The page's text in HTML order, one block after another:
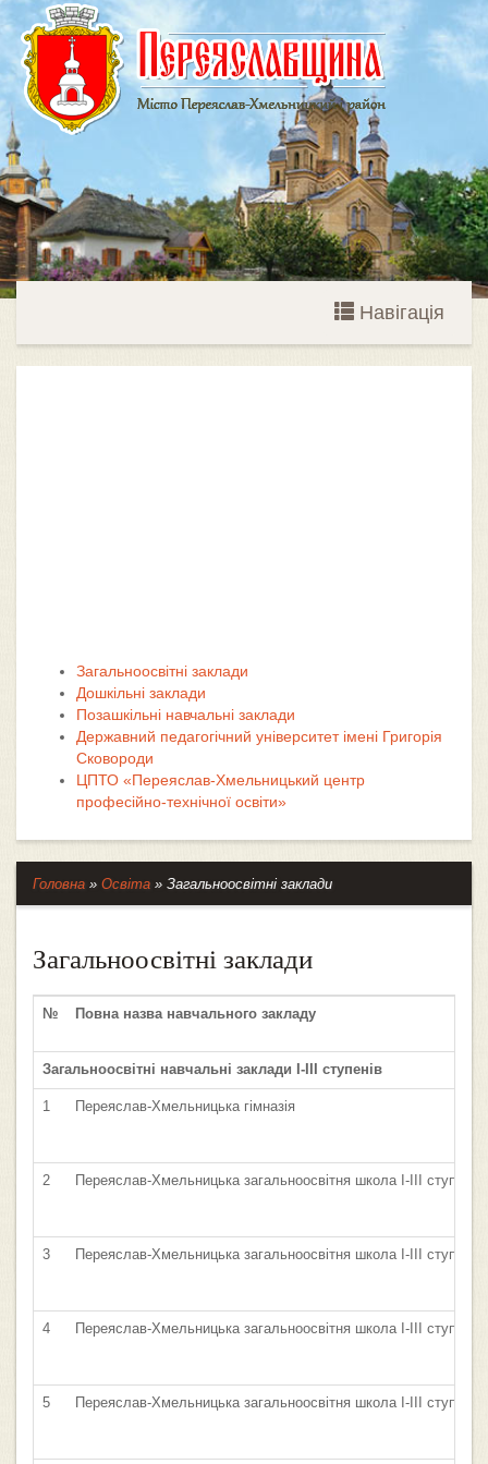
Навігація
Загальноосвітні заклади
Дошкільні заклади
Позашкільні навчальні заклади
Державний педагогічний університет імені Григорія
Сковороди
ЦПТО «Переяслав-Хмельницький центр
професійно-технічної освіти»
Головна » Освіта » Загальноосвітні заклади
Загальноосвітні заклади
№ Повна назва навчального закладу
Загальноосвітні навчальні заклади І-ІІІ ступенів
1 Переяслав-Хмельницька гімназія
2 Переяслав-Хмельницька загальноосвітня школа І-ІІІ
3 Переяслав-Хмельницька загальноосвітня школа І-ІІІ
4 Переяслав-Хмельницька загальноосвітня школа І-ІІІ
5 Переяслав-Хмельницька загальноосвітня школа І-ІІІ